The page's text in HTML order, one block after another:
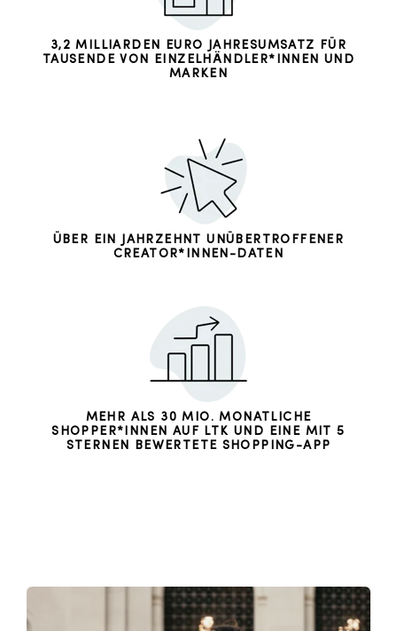
3,2 MILLIARDEN EURO JAHRESUMSATZ FÜR
TAUSENDE VON EINZELHÄNDLER*INNEN UND
MARKEN
ÜBER EIN JAHRZEHNT UNÜBERTROFFENER
CREATOR*INNEN-DATEN
MEHR ALS 30 MIO. MONATLICHE
SHOPPER*INNEN AUF LTK UND EINE MIT 5
STERNEN BEWERTETE SHOPPING-APP